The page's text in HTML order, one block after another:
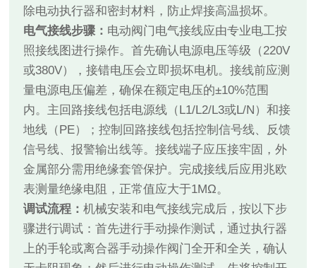
除电动执行器和密封材料，防止焊接高温损坏。
电气接线步骤： 电动阀门电气接线应由专业电工按
照接线图进行操作。首先确认电源电压等级（220V
或380V），接错电压会立即损坏电机。接线前应测
量电源电压偏差，确保在额定电压的±10%范围
内。主回路接线包括电源线（L1/L2/L3或L/N）和接
地线（PE）；控制回路接线包括控制信号线、反馈
信号线、报警输出线等。接线端子应压接牢固，外
金属部分需用绝缘套管保护。完成接线后应用兆欧
表测量绝缘电阻，正常值应大于1MΩ。
调试流程：机械安装和电气接线完成后，按以下步
骤进行调试：首先进行手动操作测试，通过执行器
上的手轮或离合器手动操作阀门全开和全关，确认